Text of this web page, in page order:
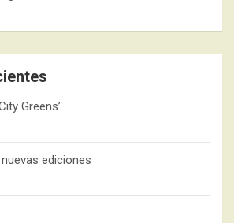
Greens’
ediciones